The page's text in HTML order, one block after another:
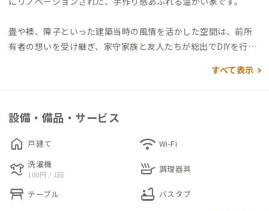
畳や襖、障子といった建築当時の風情を活かした空間は、前所
有者の想いを受け継ぎ、家守家族と友人たちが総出でDIYを行っ
回りが集まる共有スペースです。家守の仕事場も兼ねているた
2階の個室にはデスクとチェアが用意されており、テレワークも
可能です。ただし、木造の古民家のため音が響きやすいので、オ
ンライン会議などの際はヘッドホンの使用をお願いします。
最寄りの戸田公園駅には商業施設が充実しており、買い物には困
すべて表示
設備・備品・サービス
home 戸建て wifi Wi-Fi
laundry 洗濯機
100円 / 1回 skillet 調理器具
table_restaurant テーブル bathtub バスタブ